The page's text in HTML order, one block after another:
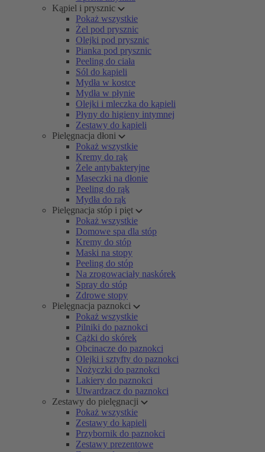
Kąpiel i prysznic
Pokaż wszystkie
Żel pod prysznic
Olejki pod prysznic
Pianka pod prysznic
Peeling do ciała
Sól do kąpieli
Mydła w kostce
Mydła w płynie
Olejki i mleczka do kąpieli
Płyny do higieny intymnej
Zestawy do kąpieli
Pielęgnacja dłoni
Pokaż wszystkie
Kremy do rąk
Żele antybakteryjne
Maseczki na dłonie
Peeling do rąk
Mydła do rąk
Pielęgnacja stóp i pięt
Pokaż wszystkie
Domowe spa dla stóp
Kremy do stóp
Maski na stopy
Peeling do stóp
Na zrogowaciały naskórek
Spray do stóp
Zdrowe stopy
Pielęgnacja paznokci
Pokaż wszystkie
Pilniki do paznokci
Cążki do skórek
Obcinacze do paznokci
Olejki i sztyfty do paznokci
Nożyczki do paznokci
Lakiery do paznokci
Utwardzacz do paznokci
Zestawy do pielęgnacji
Pokaż wszystkie
Zestawy do kąpieli
Przybornik do paznokci
Zestawy prezentowe